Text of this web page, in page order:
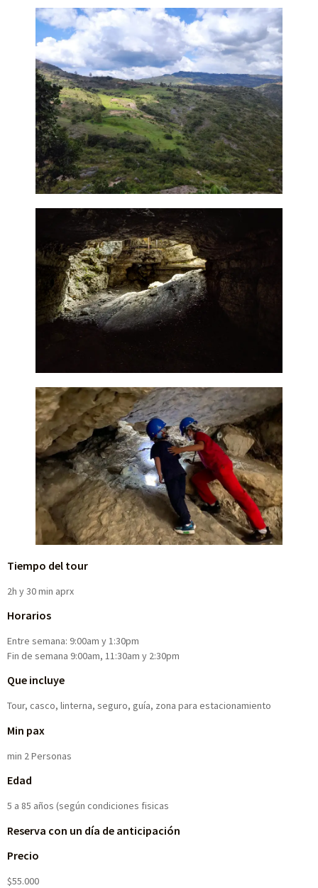
Tiempo del tour
2h y 30 min aprx
Horarios
Entre semana: 9:00am y 1:30pm
Fin de semana 9:00am, 11:30am y 2:30pm
Que incluye
Tour, casco, linterna, seguro, guía, zona para estacionamiento
Min pax
min 2 Personas
Edad
5 a 85 años (según condiciones fisicas
Reserva con un día de anticipación
Precio
$55.000